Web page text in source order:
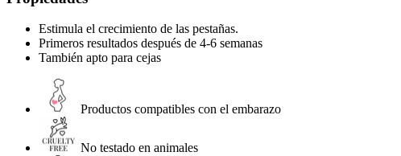
Estimula el crecimiento de las pestañas.
Primeros resultados después de 4-6 semanas
También apto para cejas
Productos compatibles con el embarazo
No testado en animales